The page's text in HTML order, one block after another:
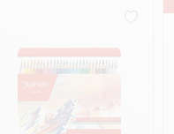
Set Botanique Julie thomas
Set de lettering Rylsee
Malette de voyage Swisscolor
Voir tout